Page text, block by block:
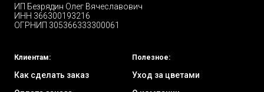
ИП Безрядин Олег Вячеславович
ИНН 366300193216
ОГРНИП 305366333300061
Клиентам:
Как сделать заказ
Полезное:
Уход за цветами